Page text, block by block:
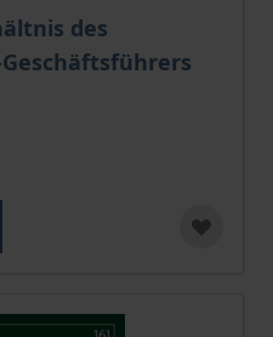
des
sich nach der